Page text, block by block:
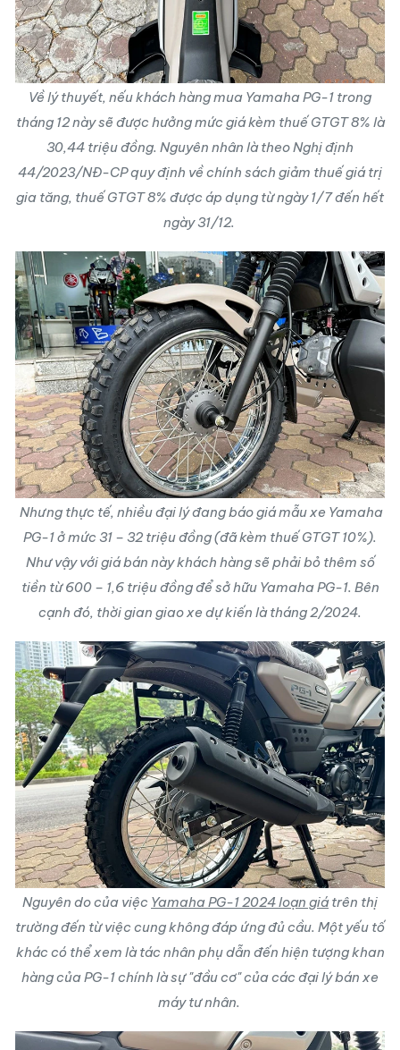
Về lý thuyết, nếu khách hàng mua Yamaha PG-1 trong
tháng 12 này sẽ được hưởng mức giá kèm thuế GTGT 8% là
30,44 triệu đồng. Nguyên nhân là theo Nghị định
44/2023/NĐ-CP quy định về chính sách giảm thuế giá trị
gia tăng, thuế GTGT 8% được áp dụng từ ngày 1/7 đến hết
ngày 31/12.
Nhưng thực tế, nhiều đại lý đang báo giá mẫu xe Yamaha
PG-1 ở mức 31 – 32 triệu đồng (đã kèm thuế GTGT 10%).
Như vậy với giá bán này khách hàng sẽ phải bỏ thêm số
tiền từ 600 – 1,6 triệu đồng để sở hữu Yamaha PG-1. Bên
cạnh đó, thời gian giao xe dự kiến là tháng 2/2024.
Nguyên do của việc Yamaha PG-1 2024 loạn giátrên thị
trường đến từ việc cung không đáp ứng đủ cầu. Một yếu tố
khác có thể xem là tác nhân phụ dẫn đến hiện tượng khan
hàng của PG-1 chính là sự "đầu cơ" của các đại lý bán xe
máy tư nhân.